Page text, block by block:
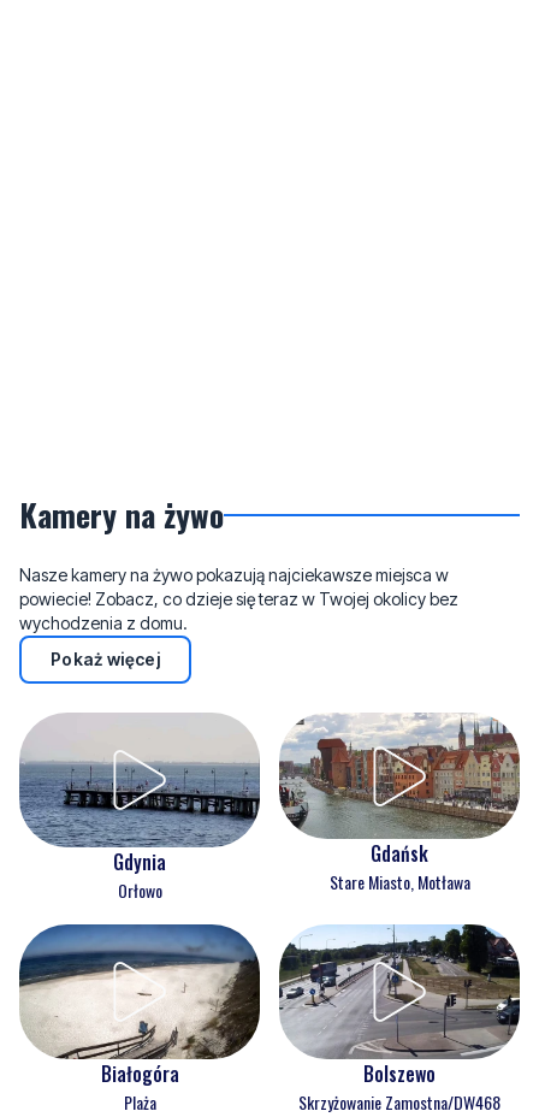
Kamery na żywo
Nasze kamery na żywo pokazują najciekawsze miejsca w
powiecie! Zobacz, co dzieje się teraz w Twojej okolicy bez
wychodzenia z domu.
Pokaż więcej
Gdynia
Orłowo
Gdańsk
Stare Miasto, Motława
Białogóra
Plaża
Bolszewo
Skrzyżowanie Zamostna/DW468